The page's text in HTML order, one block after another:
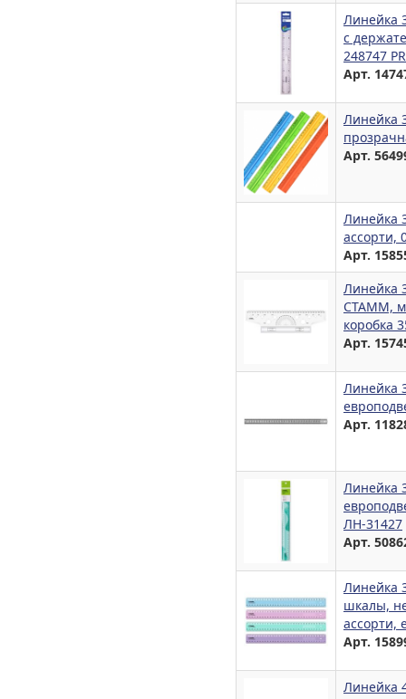
Линейка
с
248747
Арт.
Линейка
Арт.
Линейка
ассорти,
Арт.
Линейка
СТАММ,
коробка
Арт.
Линейка
Арт.
Линейка
ЛН-31427
Арт.
Линейка
шкалы,
ассорти,
Арт.
Линейка